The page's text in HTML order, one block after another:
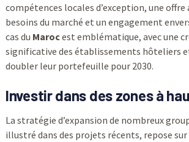
compétences locales d’exception, une offre
besoins du marché et un engagement
cas du Marocest emblématique, avec une
significative des établissements hôteliers
doubler leur portefeuille pour 2030.
Investir dans des zones à
La stratégie d’expansion de nombreux
illustré dans des projets récents, repose